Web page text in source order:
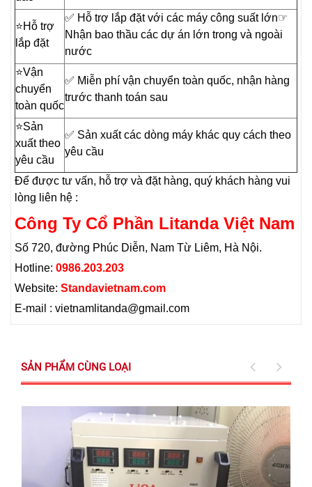
⭐️Hỗ trợ
lắp đặt
✅ Hỗ trợ lắp đặt với các máy công suất lớn☞
Nhận bao thầu các dự án lớn trong và ngoài
nước
⭐️Vận
chuyển
toàn quốc
✅ Miễn phí vận chuyển toàn quốc, nhận hàng
trước thanh toán sau
⭐️Sản
xuất theo
yêu cầu
✅ Sản xuất các dòng máy khác quy cách theo
yêu cầu
Để được tư vấn, hỗ trợ và đặt hàng, quý khách hàng vui
lòng liên hệ :
Công Ty Cổ Phần Litanda Việt Nam
Số 720, đường Phúc Diễn, Nam Từ Liêm, Hà Nội.
Hotline: 0986.203.203
Website: Standavietnam.com
E-mail : vietnamlitanda@gmail.com
SẢN PHẨM CÙNG LOẠI